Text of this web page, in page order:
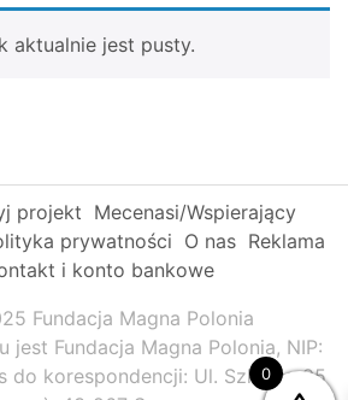
aktualnie jest pusty.
projekt
Mecenasi/Wspierający
prywatności O nas Reklama
i konto bankowe
Fundacja Magna Polonia
jest Fundacja Magna Polonia, NIP:
do korespondencji: Ul. Szkolna 95
0